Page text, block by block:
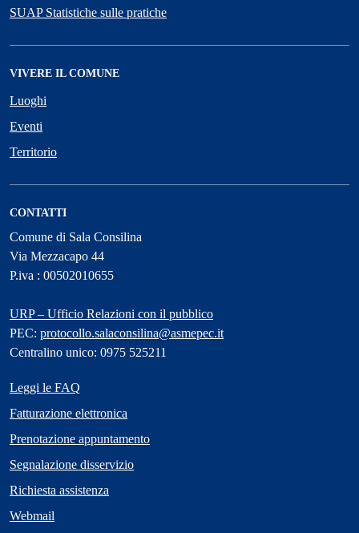
SUAP Statistiche sulle pratiche
VIVERE IL COMUNE
Luoghi
Eventi
Territorio
CONTATTI
Comune di Sala Consilina
Via Mezzacapo 44
P.iva : 00502010655
URP – Ufficio Relazioni con il pubblico
PEC: protocollo.salaconsilina@asmepec.it
Centralino unico: 0975 525211
Leggi le FAQ
Fatturazione elettronica
Prenotazione appuntamento
Segnalazione disservizio
Richiesta assistenza
Webmail